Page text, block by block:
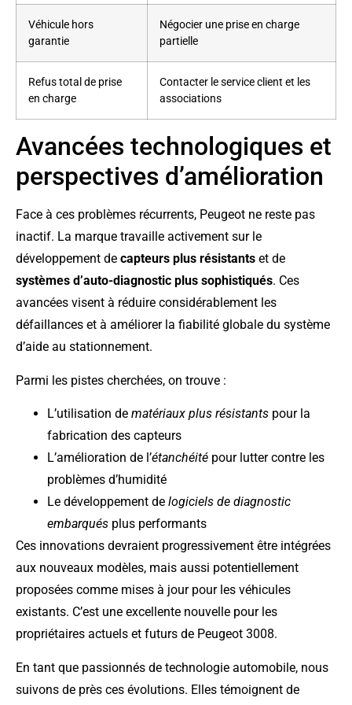
Véhicule hors
garantie
Négocier une prise en charge
partielle
Refus total de prise
en charge
Contacter le service client et les
associations
Avancées technologiques et
perspectives d’amélioration
Face à ces problèmes récurrents, Peugeot ne reste pas
inactif. La marque travaille activement sur le
développement de capteurs plus résistants et de
systèmes d’auto-diagnostic plus sophistiqués. Ces
avancées visent à réduire considérablement les
défaillances et à améliorer la fiabilité globale du système
d’aide au stationnement.
Parmi les pistes cherchées, on trouve :
L’utilisation de matériaux plus résistants pour la
fabrication des capteurs
L’amélioration de l’étanchéité pour lutter contre les
problèmes d’humidité
Le développement de logiciels de diagnostic
embarqués plus performants
Ces innovations devraient progressivement être intégrées
aux nouveaux modèles, mais aussi potentiellement
proposées comme mises à jour pour les véhicules
existants. C’est une excellente nouvelle pour les
propriétaires actuels et futurs de Peugeot 3008.
En tant que passionnés de technologie automobile, nous
suivons de près ces évolutions. Elles témoignent de